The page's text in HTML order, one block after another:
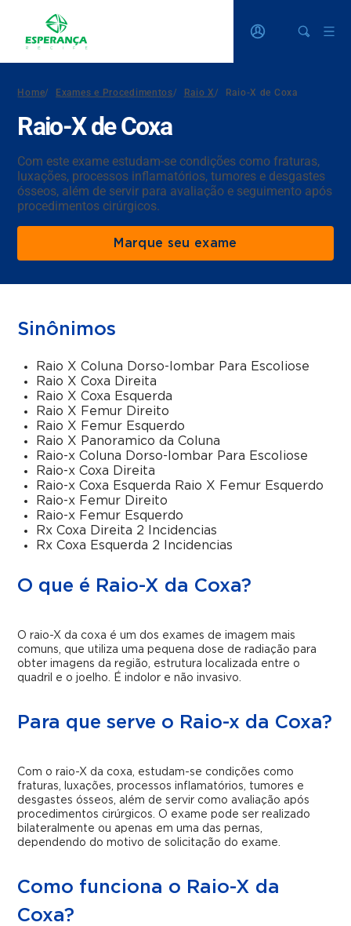
Home/ Exames e Procedimentos/ Raio X/ Raio-X de Coxa
Raio-X de Coxa
Com este exame estudam-se condições como fraturas,
luxações, processos inflamatórios, tumores e desgastes
ósseos, além de servir para avaliação e seguimento após
procedimentos cirúrgicos.
Marque seu exame
Sinônimos
Raio X Coluna Dorso-lombar Para Escoliose
Raio X Coxa Direita
Raio X Coxa Esquerda
Raio X Femur Direito
Raio X Femur Esquerdo
Raio X Panoramico da Coluna
Raio-x Coluna Dorso-lombar Para Escoliose
Raio-x Coxa Direita
Raio-x Coxa Esquerda Raio X Femur Esquerdo
Raio-x Femur Direito
Raio-x Femur Esquerdo
Rx Coxa Direita 2 Incidencias
Rx Coxa Esquerda 2 Incidencias
O que é Raio-X da Coxa?
O raio-X da coxa é um dos exames de imagem mais
comuns, que utiliza uma pequena dose de radiação para
obter imagens da região, estrutura localizada entre o
quadril e o joelho. É indolor e não invasivo.
Para que serve o Raio-x da Coxa?
Com o raio-X da coxa, estudam-se condições como
fraturas, luxações, processos inflamatórios, tumores e
desgastes ósseos, além de servir como avaliação após
procedimentos cirúrgicos. O exame pode ser realizado
bilateralmente ou apenas em uma das pernas,
dependendo do motivo de solicitação do exame.
Como funciona o Raio-X da
Coxa?